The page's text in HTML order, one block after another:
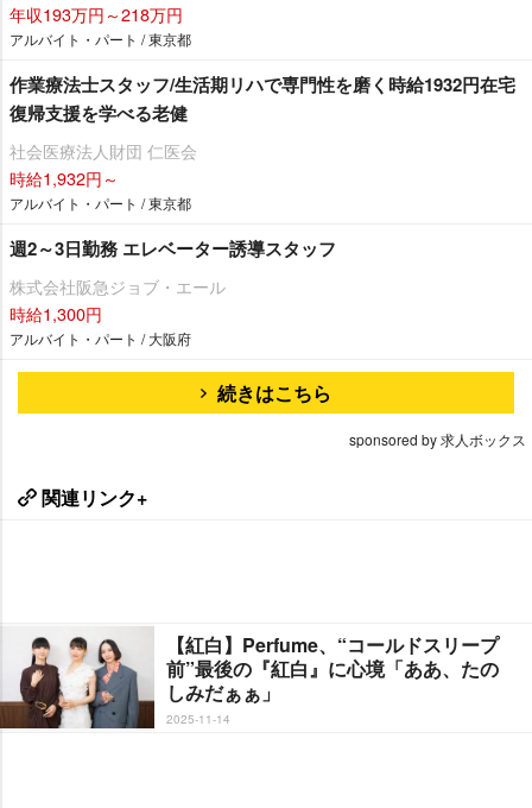
年収193万円～218万円
アルバイト・パート / 東京都
作業療法士スタッフ/生活期リハで専門性を磨く時給1932円在宅
復帰支援を学べる老健
社会医療法人財団 仁医会
時給1,932円～
アルバイト・パート / 東京都
週2～3日勤務 エレベーター誘導スタッフ
株式会社阪急ジョブ・エール
時給1,300円
アルバイト・パート / 大阪府
続きはこちら
sponsored by 求人ボックス
関連リンク+
【紅白】Perfume、“コールドスリープ
前”最後の『紅白』に心境「ああ、たの
しみだぁぁ」
2025-11-14